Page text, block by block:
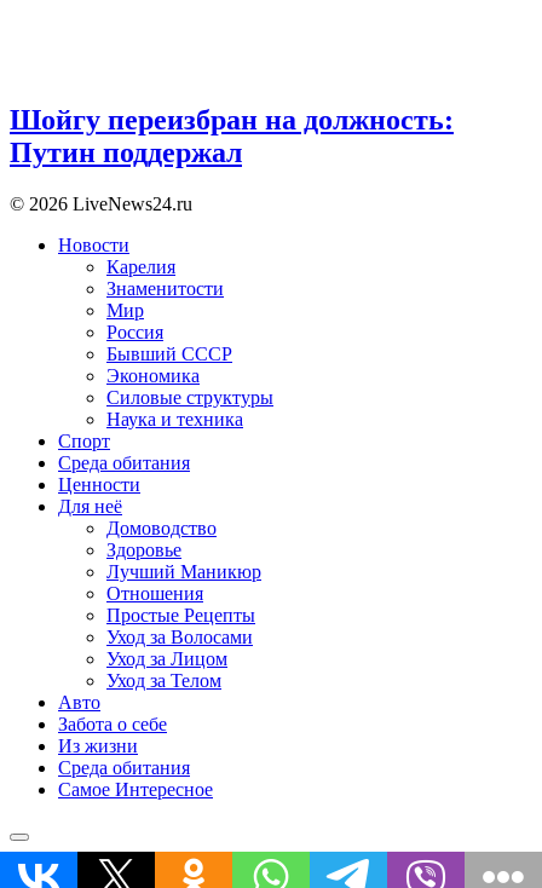
Шойгу переизбран на должность:
Путин поддержал
© 2026 LiveNews24.ru
Новости
Карелия
Знаменитости
Мир
Россия
Бывший СССР
Экономика
Силовые структуры
Наука и техника
Спорт
Среда обитания
Ценности
Для неё
Домоводство
Здоровье
Лучший Маникюр
Отношения
Простые Рецепты
Уход за Волосами
Уход за Лицом
Уход за Телом
Авто
Забота о себе
Из жизни
Среда обитания
Самое Интересное